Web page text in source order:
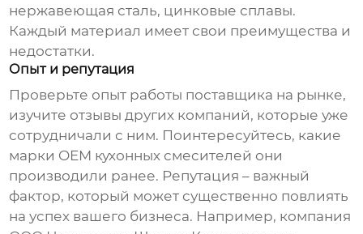
нержавеющая сталь, цинковые сплавы.
Каждый материал имеет свои преимущества и
недостатки.
Опыт и репутация
Проверьте опыт работы поставщика на рынке,
изучите отзывы других компаний, которые уже
сотрудничали с ним. Поинтересуйтесь, какие
марки OEM кухонных смесителей они
производили ранее. Репутация – важный
фактор, который может существенно повлиять
на успех вашего бизнеса. Например, компания